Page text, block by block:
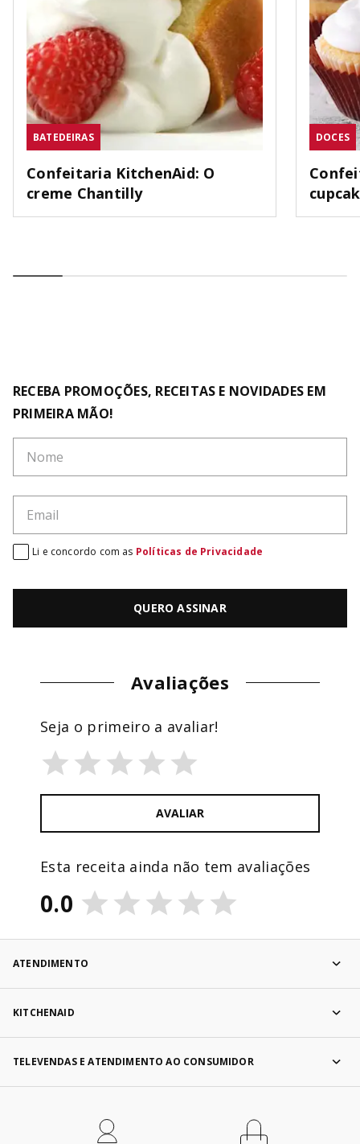
BATEDEIRAS
Confeitaria KitchenAid: O
creme Chantilly
DOCES
RECEBA PROMOÇÕES, RECEITAS E NOVIDADES EM
PRIMEIRA MÃO!
QUERO ASSINAR
Li e concordo com as Políticas de Privacidade
Avaliações
Esta receita ainda não tem avaliações
0.0
Seja o primeiro a avaliar!
AVALIAR
ATENDIMENTO
KITCHENAID
TELEVENDAS E ATENDIMENTO AO CONSUMIDOR